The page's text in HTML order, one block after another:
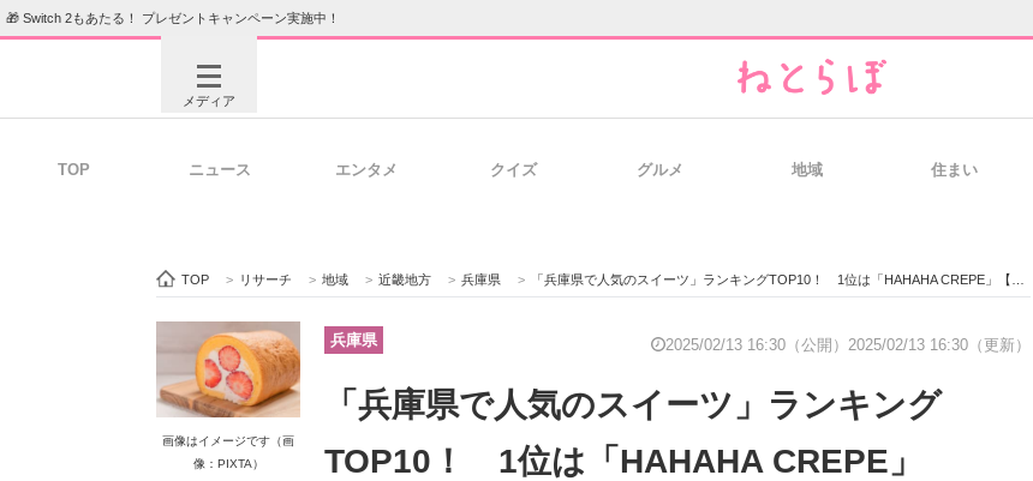
🎁 Switch 2もあたる！ プレゼントキャンペーン実施中！
メディア
ビジネスと働き方のヒント 経営リ
ITエンジニア向け専門サイト 製造業
TOP ニュース エンタメ クイズ グルメ 地域 住まい
TOP > リサーチ > 地域 > 近畿地方 > 兵庫県 > 「兵庫県で人気のスイーツ」ランキングTOP10！ 1位は「HAHAHA CREPE」【2025年2月版／Googleクチコミ】
画像はイメージです（画
像：PIXTA）
兵庫県 2025/02/13 16:30（公開） 2025/02/13 16:30（更新）
「兵庫県で人気のスイーツ」ランキング
TOP10！ 1位は「HAHAHA CREPE」